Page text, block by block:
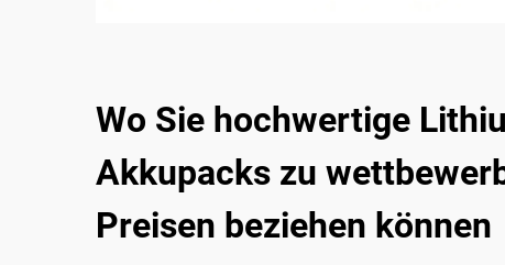
Wo Sie hochwertige
Akkupacks zu
Preisen beziehen können